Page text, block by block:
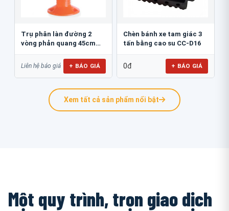
Trụ phân làn đường 2
vòng phản quang 45cm
Liên hệ báo giá + BÁO GIÁ
Chèn bánh xe tam giác 3
tấn bằng cao su CC-D16
0đ + BÁO GIÁ
Xem tất cả sản phẩm nổi bật
Một quy trình, trọn giao dịch